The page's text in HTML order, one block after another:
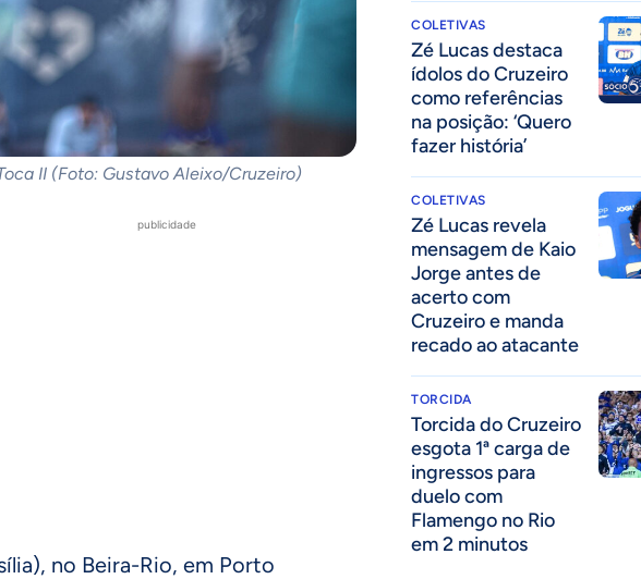
II (Foto: Gustavo Aleixo/Cruzeiro)
publicidade
no Beira-Rio, em Porto
COLETIVAS
Zé Lucas destaca
ídolos do Cruzeiro
como referências
na posição: ‘Quero
fazer história’
COLETIVAS
Zé Lucas revela
mensagem de Kaio
Jorge antes de
acerto com
Cruzeiro e manda
recado ao atacante
TORCIDA
Torcida do Cruzeiro
esgota 1ª carga de
ingressos para
duelo com
Flamengo no Rio
em 2 minutos